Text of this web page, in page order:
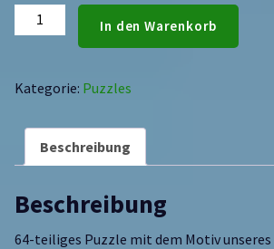
In den Warenkorb
Kategorie: Puzzles
Beschreibung
Beschreibung
64-teiliges Puzzle mit dem Motiv